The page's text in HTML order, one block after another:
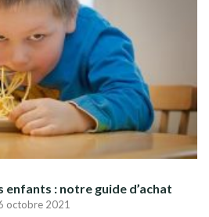
enfants : notre guide d’achat
octobre 2021